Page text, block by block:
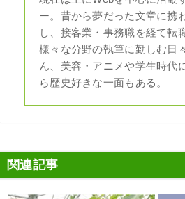
ー。昔から夢だった文章に携
し、接客業・事務職を経て転
様々な分野の執筆に勤しむ日
ん、美容・アニメや学生時代
ら歴史好きな一面もある。
関連記事